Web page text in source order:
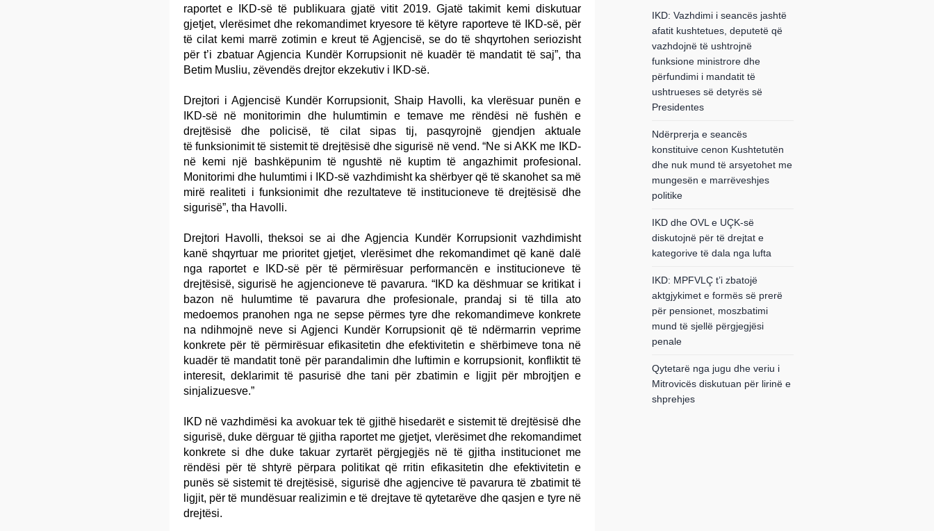
raportet e IKD-së të publikuara gjatë vitit 2019. Gjatë takimit kemi diskutuar
gjetjet, vlerësimet dhe rekomandimet kryesore të këtyre raporteve të IKD-së, për
të cilat kemi marrë zotimin e kreut të Agjencisë, se do të shqyrtohen seriozisht
për t’i zbatuar Agjencia Kundër Korrupsionit në kuadër të mandatit të saj”, tha
Betim Musliu, zëvendës drejtor ekzekutiv i IKD-së.
Drejtori i Agjencisë Kundër Korrupsionit, Shaip Havolli, ka vlerësuar punën e
IKD-së në monitorimin dhe hulumtimin e temave me rëndësi në fushën e
drejtësisë dhe policisë, të cilat sipas tij, pasqyrojnë gjendjen aktuale
të funksionimit të sistemit të drejtësisë dhe sigurisë në vend. “Ne si AKK me IKD-
në kemi një bashkëpunim të ngushtë në kuptim të angazhimit profesional.
Monitorimi dhe hulumtimi i IKD-së vazhdimisht ka shërbyer që të skanohet sa më
mirë realiteti i funksionimit dhe rezultateve të institucioneve të drejtësisë dhe
sigurisë”, tha Havolli.
Drejtori Havolli, theksoi se ai dhe Agjencia Kundër Korrupsionit vazhdimisht
kanë shqyrtuar me prioritet gjetjet, vlerësimet dhe rekomandimet që kanë dalë
nga raportet e IKD-së për të përmirësuar performancën e institucioneve të
drejtësisë, sigurisë he agjencioneve të pavarura. “IKD ka dëshmuar se kritikat i
bazon në hulumtime të pavarura dhe profesionale, prandaj si të tilla ato
medoemos pranohen nga ne sepse përmes tyre dhe rekomandimeve konkrete
na ndihmojnë neve si Agjenci Kundër Korrupsionit që të ndërmarrin veprime
konkrete për të përmirësuar efikasitetin dhe efektivitetin e shërbimeve tona në
kuadër të mandatit tonë për parandalimin dhe luftimin e korrupsionit, konfliktit të
interesit, deklarimit të pasurisë dhe tani për zbatimin e ligjit për mbrojtjen e
sinjalizuesve.”
IKD në vazhdimësi ka avokuar tek të gjithë hisedarët e sistemit të drejtësisë dhe
sigurisë, duke dërguar të gjitha raportet me gjetjet, vlerësimet dhe rekomandimet
konkrete si dhe duke takuar zyrtarët përgjegjës në të gjitha institucionet me
rëndësi për të shtyrë përpara politikat që rritin efikasitetin dhe efektivitetin e
punës së sistemit të drejtësisë, sigurisë dhe agjencive të pavarura të zbatimit të
ligjit, për të mundësuar realizimin e të drejtave të qytetarëve dhe qasjen e tyre në
drejtësi.
IKD: Vazhdimi i seancës jashtë
afatit kushtetues, deputetë që
vazhdojnë të ushtrojnë
funksione ministrore dhe
përfundimi i mandatit të
ushtrueses së detyrës së
Presidentes
Ndërprerja e seancës
konstituive cenon Kushtetutën
dhe nuk mund të arsyetohet me
mungesën e marrëveshjes
politike
IKD dhe OVL e UÇK-së
diskutojnë për të drejtat e
kategorive të dala nga lufta
IKD: MPFVLÇ t’i zbatojë
aktgjykimet e formës së prerë
për pensionet, moszbatimi
mund të sjellë përgjegjësi
penale
Qytetarë nga jugu dhe veriu i
Mitrovicës diskutuan për lirinë e
shprehjes